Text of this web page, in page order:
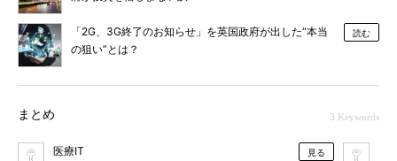
「2G、3G終了のお知らせ」を英国政府が出した“本当
の狙い”とは？
読む
まとめ 3 Keywords
医療IT 見る